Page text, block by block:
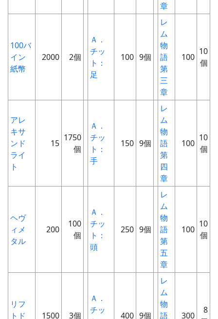
章
100バ
イン
紙幣
2000 2個
Ａ．
チッ
ト：
足
100 9個
レ
ム
物
語
第
三
章
100
10
個
アレ
キサ
ンド
ライ
ト
15
1750
個
Ａ．
チッ
ト：
手
150 9個
レ
ム
物
語
第
四
章
100
10
個
ヘヴ
ィメ
タル
200
100
個
Ａ．
チッ
ト：
頭
250 9個
レ
ム
物
語
第
五
章
100
10
個
リフ
トド
1500 3個
Ａ．
チッ
400 9個
レ
ム
物
語
300
8